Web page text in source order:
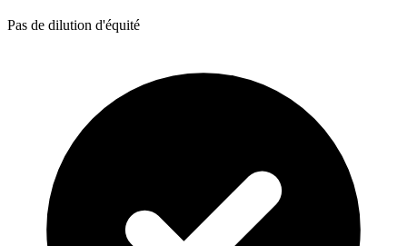
Pas de dilution d'équité